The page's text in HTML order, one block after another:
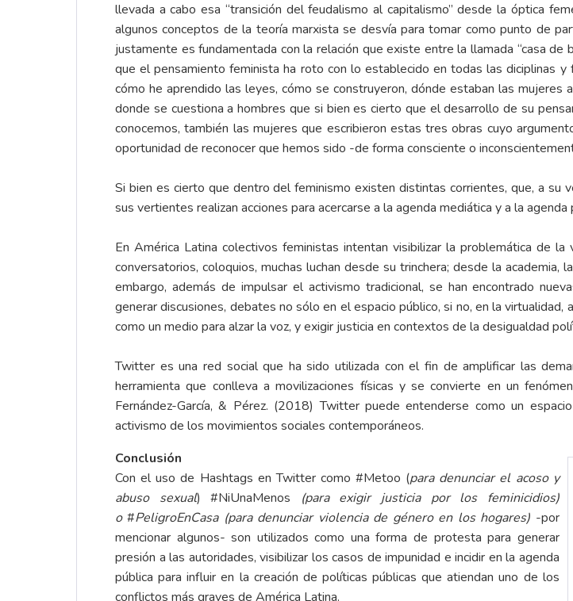
llevada a cabo esa “transición del feudalismo al capitalismo” desde la óptica
algunos conceptos de la teoría marxista se desvía para tomar como punto de
justamente es fundamentada con la relación que existe entre la llamada “casa
que el pensamiento feminista ha roto con lo establecido en todas las diciplinas
cómo he aprendido las leyes, cómo se construyeron, dónde estaban las
donde se cuestiona a hombres que si bien es cierto que el desarrollo de su
conocemos, también las mujeres que escribieron estas tres obras cuyo
oportunidad de reconocer que hemos sido -de forma consciente o
Si bien es cierto que dentro del feminismo existen distintas corrientes, que, a su
sus vertientes realizan acciones para acercarse a la agenda mediática y a la agenda
En América Latina colectivos feministas intentan visibilizar la problemática de
conversatorios, coloquios, muchas luchan desde su trinchera; desde la
embargo, además de impulsar el activismo tradicional, se han encontrado
generar discusiones, debates no sólo en el espacio público, si no, en la
como un medio para alzar la voz, y exigir justicia en contextos de la desigualdad
Twitter es una red social que ha sido utilizada con el fin de amplificar las
herramienta que conlleva a movilizaciones físicas y se convierte en un
Fernández-García, & Pérez. (2018) Twitter puede entenderse como un
activismo de los movimientos sociales contemporáneos.
Conclusión
Con el uso de Hashtags en Twitter como #Metoo (para denunciar el acoso y
abuso sexual) #NiUnaMenos
(para exigir justicia por los feminicidios)
o#PeligroEnCasa (para denunciar violencia de género en los hogares) -por
mencionar algunos- son utilizados como una forma de protesta para generar
presión a las autoridades, visibilizar los casos de impunidad e incidir en la agenda
pública para influir en la creación de políticas públicas que atiendan uno de los
conflictos más graves de América Latina.